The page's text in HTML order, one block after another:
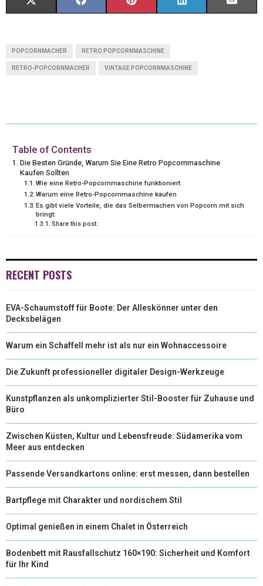
W
E
R
)
T K
POPCORNMACHER RETRO POPCORNMASCHINE
RETRO-POPCORNMACHER VINTAGE POPCORNMASCHINE
Table of Contents
Die Besten Gründe, Warum Sie Eine Retro Popcornmaschine
Kaufen Sollten
Wie eine Retro-Popcornmaschine funktioniert
Warum eine Retro-Popcornmaschine kaufen
Es gibt viele Vorteile, die das Selbermachen von Popcorn mit sich
bringt:
Share this post:
RECENT POSTS
EVA-Schaumstoff für Boote: Der Alleskönner unter den
Decksbelägen
Warum ein Schaffell mehr ist als nur ein Wohnaccessoire
Die Zukunft professioneller digitaler Design-Werkzeuge
Kunstpflanzen als unkomplizierter Stil-Booster für Zuhause und
Büro
Zwischen Küsten, Kultur und Lebensfreude: Südamerika vom
Meer aus entdecken
Passende Versandkartons online: erst messen, dann bestellen
Bartpflege mit Charakter und nordischem Stil
Optimal genießen in einem Chalet in Österreich
Bodenbett mit Rausfallschutz 160×190: Sicherheit und Komfort
für Ihr Kind